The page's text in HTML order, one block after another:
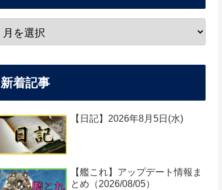
新着記事
【日記】2026年8月5日(水)
【艦これ】アップデート情報ま
とめ（2026/08/05）